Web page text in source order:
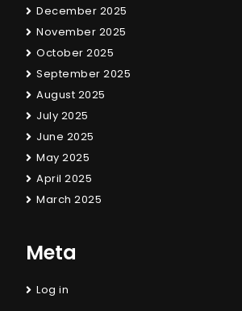
December 2025
November 2025
October 2025
September 2025
August 2025
July 2025
June 2025
May 2025
April 2025
March 2025
Meta
Log in